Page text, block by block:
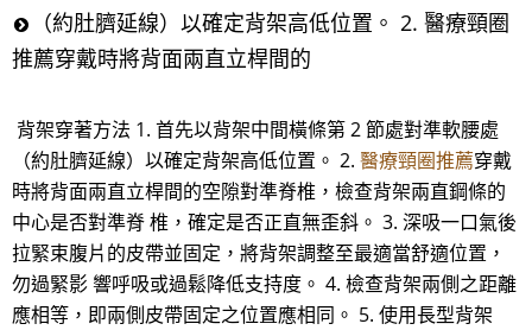
（約肚臍延線）以確定背架高低位置。 2. 醫療頸圈
推薦穿戴時將背面兩直立桿間的
背架穿著方法 1. 首先以背架中間橫條第 2 節處對準軟腰處
（約肚臍延線）以確定背架高低位置。 2. 醫療頸圈推薦穿戴
時將背面兩直立桿間的空隙對準脊椎，檢查背架兩直鋼條的
中心是否對準脊 椎，確定是否正直無歪斜。 3. 深吸一口氣後
拉緊束腹片的皮帶並固定，將背架調整至最適當舒適位置，
勿過緊影 響呼吸或過鬆降低支持度。 4. 檢查背架兩側之距離
應相等，即兩側皮帶固定之位置應相同。 5. 使用長型背架